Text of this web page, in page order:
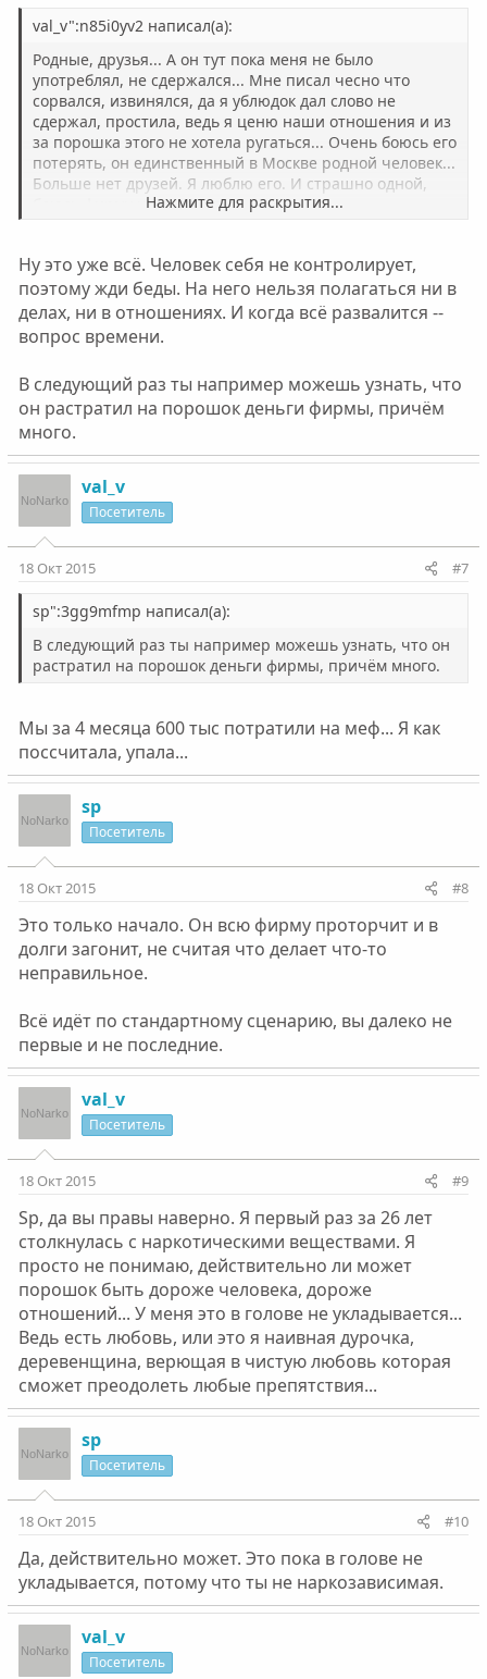
val_v":n85i0yv2 написал(а):
Родные, друзья... А он тут пока меня не было
употреблял, не сдержался... Мне писал чесно что
сорвался, извинялся, да я ублюдок дал слово не
сдержал, простила, ведь я ценю наши отношения и из
за порошка этого не хотела ругаться... Очень боюсь его
потерять, он единственный в Москве родной человек...
Больше нет друзей. Я люблю его. И страшно одной,
боюсь фирму не потянуть.Нажмите для раскрытия...
Ну это уже всё. Человек себя не контролирует,
поэтому жди беды. На него нельзя полагаться ни в
делах, ни в отношениях. И когда всё развалится --
вопрос времени.
В следующий раз ты например можешь узнать, что
он растратил на порошок деньги фирмы, причём
много.
val_v
Посетитель
18 Окт 2015 #7
sp":3gg9mfmp написал(а):
В следующий раз ты например можешь узнать, что он
растратил на порошок деньги фирмы, причём много.
Мы за 4 месяца 600 тыс потратили на меф... Я как
поссчитала, упала...
sp
Посетитель
18 Окт 2015 #8
Это только начало. Он всю фирму проторчит и в
долги загонит, не считая что делает что-то
неправильное.
Всё идёт по стандартному сценарию, вы далеко не
первые и не последние.
val_v
Посетитель
18 Окт 2015 #9
Sp, да вы правы наверно. Я первый раз за 26 лет
столкнулась с наркотическими веществами. Я
просто не понимаю, действительно ли может
порошок быть дороже человека, дороже
отношений... У меня это в голове не укладывается...
Ведь есть любовь, или это я наивная дурочка,
деревенщина, верющая в чистую любовь которая
сможет преодолеть любые препятствия...
sp
Посетитель
18 Окт 2015 #10
Да, действительно может. Это пока в голове не
укладывается, потому что ты не наркозависимая.
val_v
Посетитель